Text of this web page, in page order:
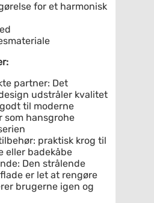
for et harmonisk
partner: Det
udstråler kvalitet
til moderne
som hansgrohe
praktisk krog til
eller badekåbe
Den strålende
er let at rengøre
brugerne igen og